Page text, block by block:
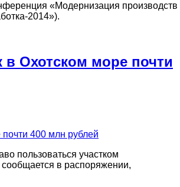
«Модернизация производств
2014»).
в Охотском море почти
пользоваться участком
в распоряжении,